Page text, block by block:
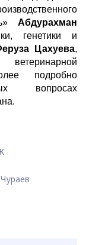
Абдурахман
генетики и
Цахуева,
подробно
вопросах